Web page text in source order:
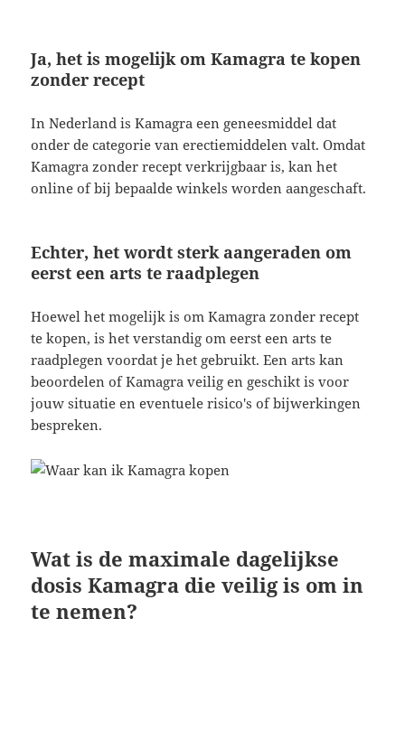
Ja, het is mogelijk om Kamagra te kopen
zonder recept
In Nederland is Kamagra een geneesmiddel dat
onder de categorie van erectiemiddelen valt. Omdat
Kamagra zonder recept verkrijgbaar is, kan het
online of bij bepaalde winkels worden aangeschaft.
Echter, het wordt sterk aangeraden om
eerst een arts te raadplegen
Hoewel het mogelijk is om Kamagra zonder recept
te kopen, is het verstandig om eerst een arts te
raadplegen voordat je het gebruikt. Een arts kan
beoordelen of Kamagra veilig en geschikt is voor
jouw situatie en eventuele risico's of bijwerkingen
bespreken.
Wat is de maximale dagelijkse
dosis Kamagra die veilig is om in
te nemen?